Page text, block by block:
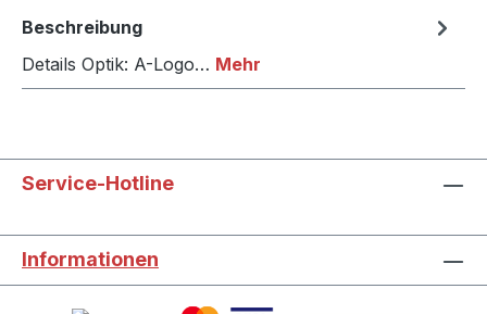
Beschreibung
Details Optik: A-Logo… Mehr
Service-Hotline
Informationen